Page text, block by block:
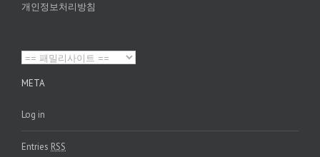
개인정보처리방침
META
Log in
Entries RSS